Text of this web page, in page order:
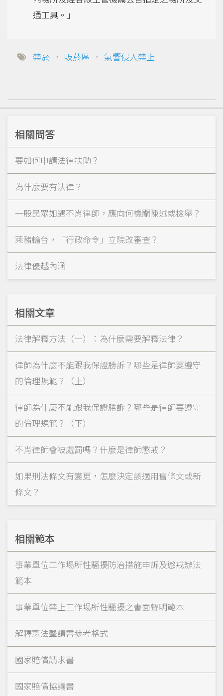
通工具。」
禁菸 ， 吸菸區 ， 氣響侵入禁止
相關問答
要如何申請法律扶助？
為什麼要有法律？
一般民眾如遇不肖律師，應向何機關陳述或檢舉？
萊豬輸台，「行政命令」立院改審查？
法律優越內涵
相關文章
法律解釋方法（一）：為什麼需要解釋法律？
律師為什麼不能跟我保證勝訴？哪些是律師要遵守
的倫理規範？（上）
律師為什麼不能跟我保證勝訴？哪些是律師要遵守
的倫理規範？（下）
不肖律師會被處罰嗎？什麼是律師懲戒？
如果刑法條文有變更，怎麼決定該適用舊條文或新
條文？
相關範本
事業單位工作場所性騷擾防治措施申訴及懲戒辦法
範本
事業單位禁止工作場所性騷擾之書面聲明範本
解釋憲法聲請書參考格式
國家賠償請求書
國家賠償協議書